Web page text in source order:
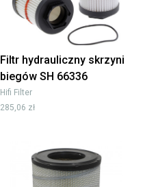
Filtr hydrauliczny skrzyni
biegów SH 66336
Hifi Filter
285,06 zł